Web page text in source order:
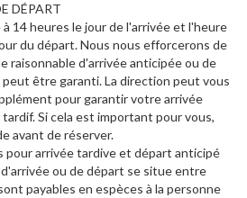
DÉPART
14 heures le jour de l'arrivée et l'heure
du départ. Nous nous efforcerons de
raisonnable d'arrivée anticipée ou de
être garanti. La direction peut vous
pour garantir votre arrivée
Si cela est important pour vous,
avant de réserver.
pour arrivée tardive et départ anticipé
ou de départ se situe entre
payables en espèces à la personne